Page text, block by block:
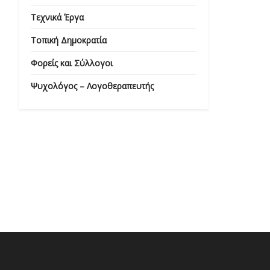
Τεχνικά Έργα
Τοπική Δημοκρατία
Φορείς και Σύλλογοι
Ψυχολόγος – Λογοθεραπευτής